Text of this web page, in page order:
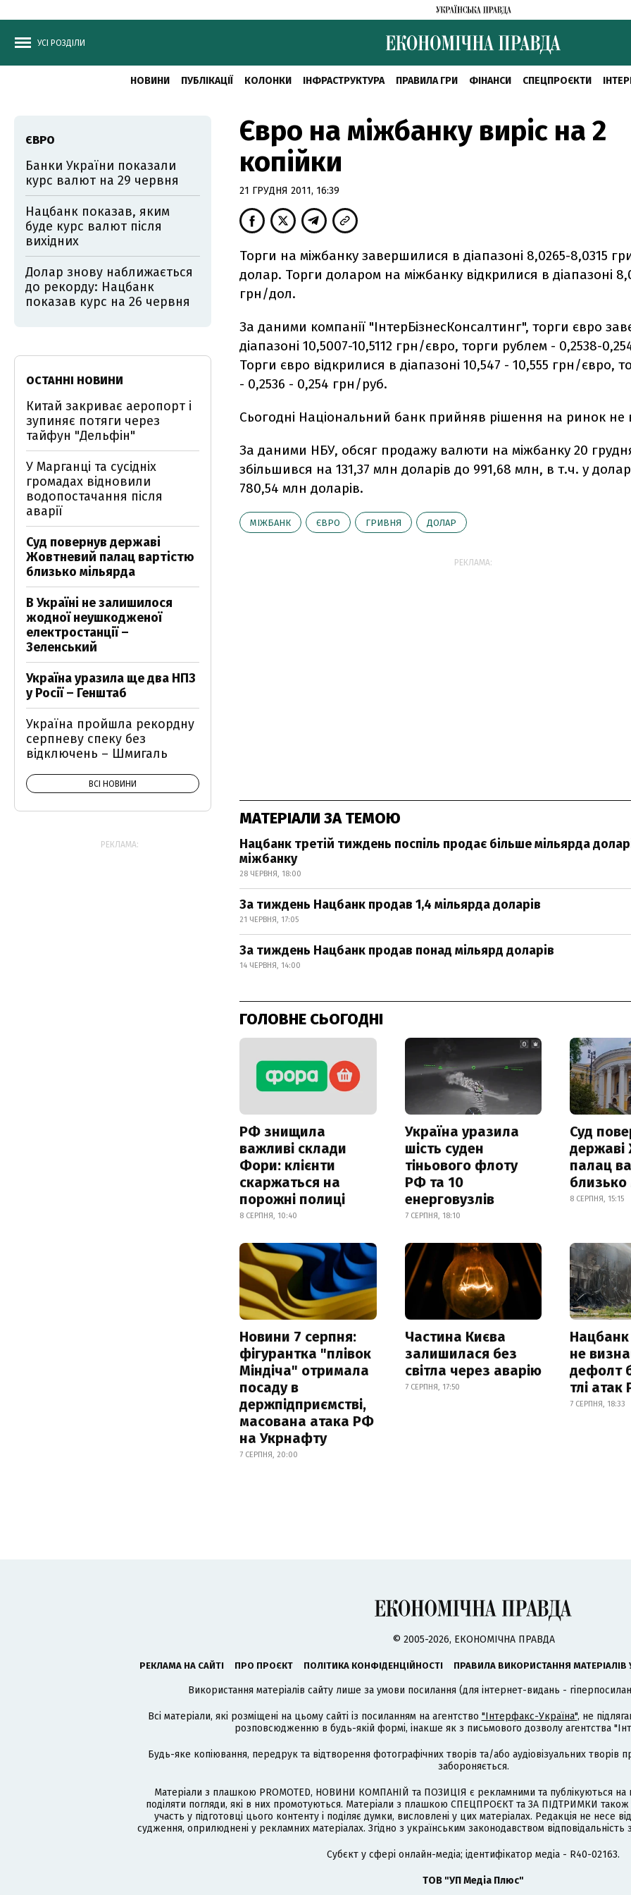
УСІ РОЗДІЛИ
НОВИНИ ПУБЛІКАЦІЇ КОЛОНКИ ІНФРАСТРУКТУРА ПРАВИЛА ГРИ ФІНАНСИ СПЕЦПРОЄКТИ
Євро на міжбанку виріс на 2
копійки
21 ГРУДНЯ 2011, 16:39
Торги на міжбанку завершилися в діапазоні 8,0265-8,0315
долар. Торги доларом на міжбанку відкрилися в діапазоні
грн/дол.
За даними компанії "ІнтерБізнесКонсалтинг", торги євро
діапазоні 10,5007-10,5112 грн/євро, торги рублем - 0,2538-
Торги євро відкрилися в діапазоні 10,547 - 10,555 грн/євро,
- 0,2536 - 0,254 грн/руб.
Сьогодні Національний банк прийняв рішення на ринок не
За даними НБУ, обсяг продажу валюти на міжбанку 20
збільшився на 131,37 млн доларів до 991,68 млн, в т.ч. у
780,54 млн доларів.
МІЖБАНК ЄВРО ГРИВНЯ ДОЛАР
РЕКЛАМА:
МАТЕРІАЛИ ЗА ТЕМОЮ
Нацбанк третій тиждень поспіль продає більше мільярда
міжбанку
28 ЧЕРВНЯ, 18:00
За тиждень Нацбанк продав 1,4 мільярда доларів
21 ЧЕРВНЯ, 17:05
За тиждень Нацбанк продав понад мільярд доларів
14 ЧЕРВНЯ, 14:00
ГОЛОВНЕ СЬОГОДНІ
РФ знищила
важливі склади
Фори: клієнти
скаржаться на
порожні полиці
8 СЕРПНЯ, 10:40
Україна уразила
шість суден
тіньового флоту
РФ та 10
енерговузлів
7 СЕРПНЯ, 18:10
Суд
палац
близько
8 СЕРПНЯ, 15:15
Новини 7 серпня:
фігурантка "плівок
Міндіча" отримала
посаду в
держпідприємстві,
масована атака РФ
на Укрнафту
7 СЕРПНЯ, 20:00
Частина Києва
залишилася без
світла через аварію
7 СЕРПНЯ, 17:50
не
дефолт
тлі
7 СЕРПНЯ, 18:33
ЄВРО
Банки України показали
курс валют на 29 червня
Нацбанк показав, яким
буде курс валют після
вихідних
Долар знову наближається
до рекорду: Нацбанк
показав курс на 26 червня
ОСТАННІ НОВИНИ
Китай закриває аеропорт і
зупиняє потяги через
тайфун "Дельфін"
У Марганці та сусідніх
громадах відновили
водопостачання після
аварії
Суд повернув державі
Жовтневий палац вартістю
близько мільярда
В Україні не залишилося
жодної неушкодженої
електростанції –
Зеленський
Україна уразила ще два НПЗ
у Росії – Генштаб
Україна пройшла рекордну
серпневу спеку без
відключень – Шмигаль
ВСІ НОВИНИ
РЕКЛАМА:
© 2005-2026, ЕКОНОМІЧНА ПРАВДА
РЕКЛАМА НА САЙТІ ПРО ПРОЄКТ ПОЛІТИКА КОНФІДЕНЦІЙНОСТІ ПРАВИЛА ВИКОРИСТАННЯ МАТЕРІАЛІВ
Використання матеріалів сайту лише за умови посилання (для інтернет-видань -
Всі матеріали, які розміщені на цьому сайті із посиланням на агентство "Інтерфакс-Україна", не
розповсюдженню в будь-якій формі, інакше як з письмового дозволу агентства
Будь-яке копіювання, передрук та відтворення фотографічних творів та/або аудіовізуальних
забороняється.
Матеріали з плашкою PROMOTED, НОВИНИ КОМПАНІЙ та ПОЗИЦІЯ є рекламними та публікуються на
поділяти погляди, які в них промотуються. Матеріали з плашкою СПЕЦПРОЄКТ та ЗА ПІДТРИМКИ
участь у підготовці цього контенту і поділяє думки, висловлені у цих матеріалах. Редакція не несе
судження, оприлюднені у рекламних матеріалах. Згідно з українським законодавством
Cубєкт у сфері онлайн-медіа; ідентифікатор медіа - R40-02163.
ТОВ "УП Медіа Плюс"